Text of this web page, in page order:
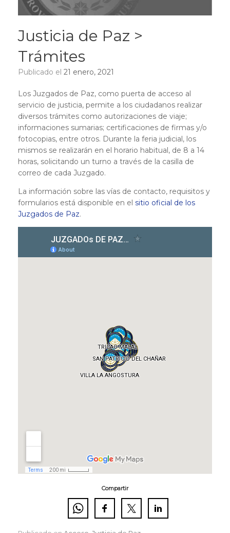
Justicia de Paz >
Trámites
Publicado el 21 enero, 2021
Los Juzgados de Paz, como puerta de acceso al
servicio de justicia, permite a los ciudadanos realizar
diversos trámites como autorizaciones de viaje;
informaciones sumarias; certificaciones de firmas y/o
fotocopias, entre otros. Durante la feria judicial, los
mismos se realizarán en el horario habitual, de 8 a 14
horas, solicitando un turno a través de la casilla de
correo de cada Juzgado.
La información sobre las vías de contacto, requisitos y
formularios está disponible en el sitio oficial de los
Juzgados de Paz.
Compartir